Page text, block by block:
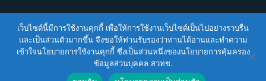
Copyright © 2026ENTEC| Powered byENTEC
Terms of Service |Privacy Policy |NSTDA Website
Security Policy
เว็บไซต์นี้มีการใช้งานคุกกี้ เพื่อให้การใช้งานเว็บไซต์เป็นไปอย่างราบรื่น
และเป็นส่วนตัวมากขึ้น จึงขอให้ท่านรับรองว่าท่านได้อ่านและทำความ
เข้าใจนโยบายการใช้งานคุกกี้ ซึ่งเป็นส่วนหนึ่งของนโยบายการคุ้มครอง
ข้อมูลส่วนบุคคล สวทช.